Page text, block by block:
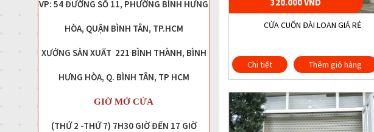
CỬA CUỐN ĐÀI LOAN GIÁ RẺ
Chi tiết Thêm giỏ hàng
VP: 54 ĐƯỜNG SỐ 11, PHƯỜNG BÌNH HƯNG
HÒA, QUẬN BÌNH TÂN, TP.HCM
XƯỞNG SẢN XUẤT 221 BÌNH THÀNH, BÌNH
HƯNG HÒA, Q. BÌNH TÂN, TP HCM
GIỜ MỞ CỬA
(THỨ 2 -THỨ 7) 7H30 GIỜ ĐẾN 17 GIỜ